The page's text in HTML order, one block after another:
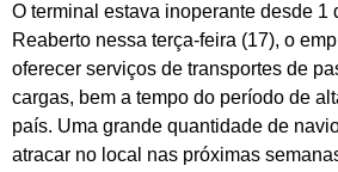
O terminal estava inoperante desde 1
Reaberto nessa terça-feira (17), o
oferecer serviços de transportes de
cargas, bem a tempo do período de
país. Uma grande quantidade de
atracar no local nas próximas